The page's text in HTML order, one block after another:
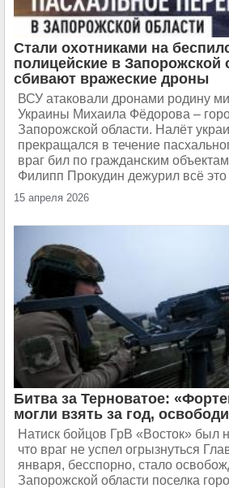
Стали охотниками на
полицейские в Запорожской
сбивают вражеские дроны
ВСУ атаковали дронами родину
Украины Михаила Фёдорова –
Запорожской области. Налёт
прекращался в течение
враг бил по гражданским
Филипп Прокудин дежурил всё
15 апреля 2026
Битва за Терноватое:
могли взять за год,
Натиск бойцов ГрВ «Восток» был
что враг не успел огрызнуться
января, бесспорно, стало
Запорожской области поселка